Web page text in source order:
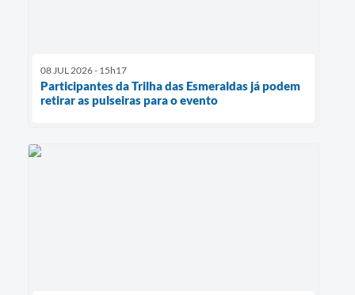
08 JUL 2026 - 15h17
Participantes da Trilha das Esmeraldas já podem
retirar as pulseiras para o evento